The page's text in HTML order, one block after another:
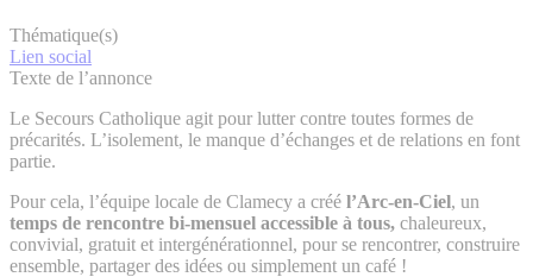
Thématique(s)
Lien social
Texte de l’annonce
Le Secours Catholique agit pour lutter contre toutes formes de
précarités. L’isolement, le manque d’échanges et de relations en font
partie.
Pour cela, l’équipe locale de Clamecy a créé l’Arc-en-Ciel, un
temps de rencontre bi-mensuel accessible à tous, chaleureux,
convivial, gratuit et intergénérationnel, pour se rencontrer, construire
ensemble, partager des idées ou simplement un café !